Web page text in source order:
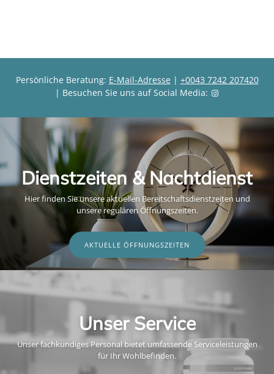
Persönliche Beratung: E-Mail-Adresse | +0043 7242 207420
| Besuchen Sie uns auf Social Media:
Dienstzeiten & Nachtdienst
Hier finden Sie unsere aktuellen Bereitschaftsdienstzeiten und
unsere regulären Öffnungszeiten.
AKTUELLE ÖFFNUNGSZEITEN
Unser Service
Unser fachkundiges Personal bietet umfassende Serviceleistungen
für Ihr Wohlbefinden.